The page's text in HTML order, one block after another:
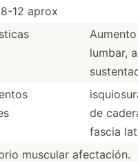
12 aprox
lumbar,
de
fascia
muscular afecta­ción.